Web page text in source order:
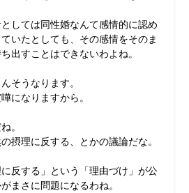
しては同性婚なんて感情的に認め
いたとしても、その感情をそのま
出すことはできないわよね。
そうなります。
になりますから。
。
摂理に反する、とかの議論だな。
反する」という「理由づけ」が公
まさに問題になるわね。